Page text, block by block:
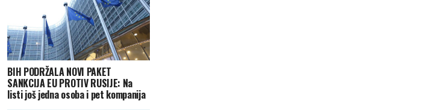
BIH PODRŽALA NOVI PAKET
SANKCIJA EU PROTIV RUSIJE: Na
listi još jedna osoba i pet kompanija